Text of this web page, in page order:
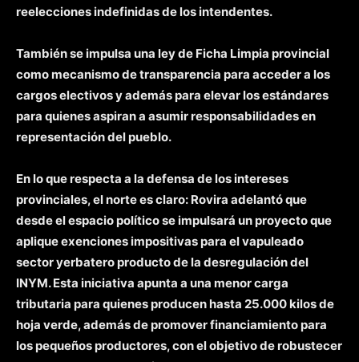
reelecciones indefinidas de los intendentes.
También se impulsa una ley de Ficha Limpia provincial
como mecanismo de transparencia para acceder a los
cargos electivos y además para elevar los estándares
para quienes aspiran a asumir responsabilidades en
representación del pueblo.
En lo que respecta a la defensa de los intereses
provinciales, el norte es claro: Rovira adelantó que
desde el espacio político se impulsará un proyecto que
aplique exenciones impositivas para el vapuleado
sector yerbatero producto de la desregulación del
INYM. Esta iniciativa apunta a una menor carga
tributaria para quienes producen hasta 25.000 kilos de
hoja verde, además de promover financiamiento para
los pequeños productores, con el objetivo de robustecer